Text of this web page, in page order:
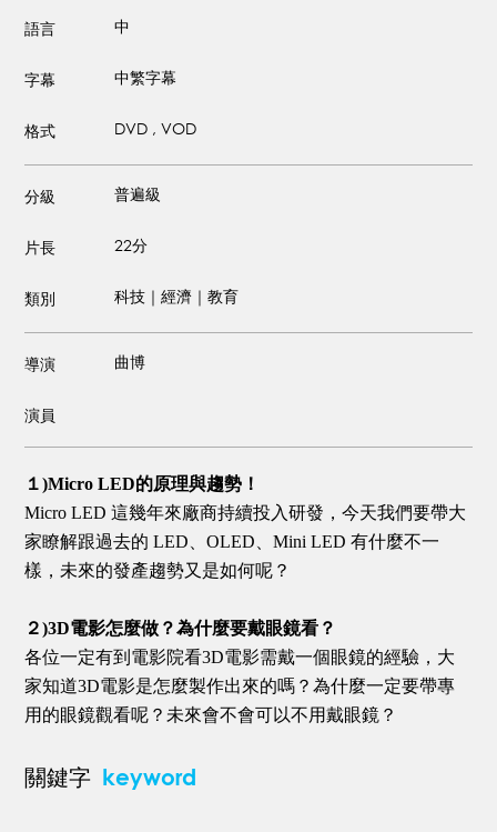
語言 中
字幕 中繁字幕
格式 DVD , VOD
分級 普遍級
片長 22分
類別 科技｜經濟｜教育
導演 曲博
演員
１)Micro LED的原理與趨勢！
Micro LED 這幾年來廠商持續投入研發，今天我們要帶大
家瞭解跟過去的 LED、OLED、Mini LED 有什麼不一
樣，未來的發產趨勢又是如何呢？
２)3D電影怎麼做？為什麼要戴眼鏡看？
各位一定有到電影院看3D電影需戴一個眼鏡的經驗，大
家知道3D電影是怎麼製作出來的嗎？為什麼一定要帶專
用的眼鏡觀看呢？未來會不會可以不用戴眼鏡？
關鍵字 keyword